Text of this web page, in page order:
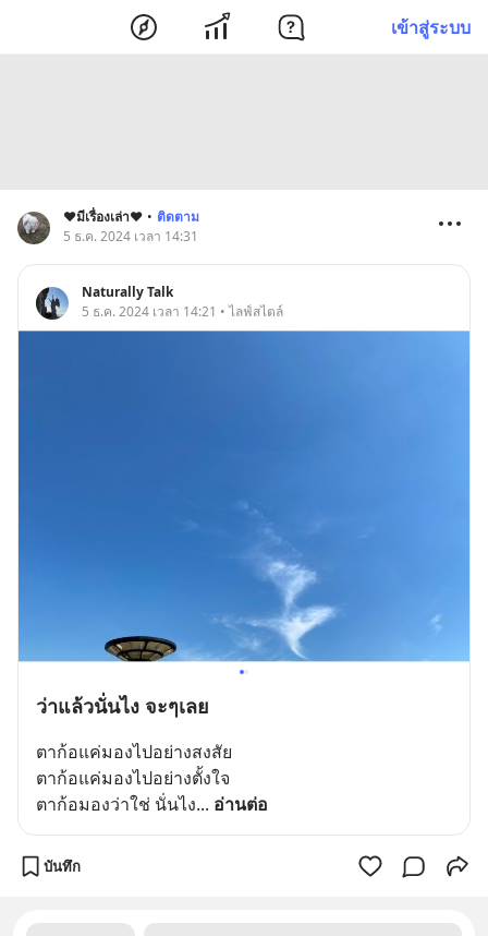
เข้าสู่ระบบ
❤มีเรื่องเล่า❤ • ติดตาม
5 ธ.ค. 2024 เวลา 14:31
Naturally Talk
5 ธ.ค. 2024 เวลา 14:21 • ไลฟ์สไตล์
ว่าแล้วนั่นไง จะๆเลย
ตาก้อแค่มองไปอย่างสงสัย
ตาก้อแค่มองไปอย่างตั้งใจ
ตาก้อมองว่าใช่ นั่นไง... อ่านต่อ
บันทึก